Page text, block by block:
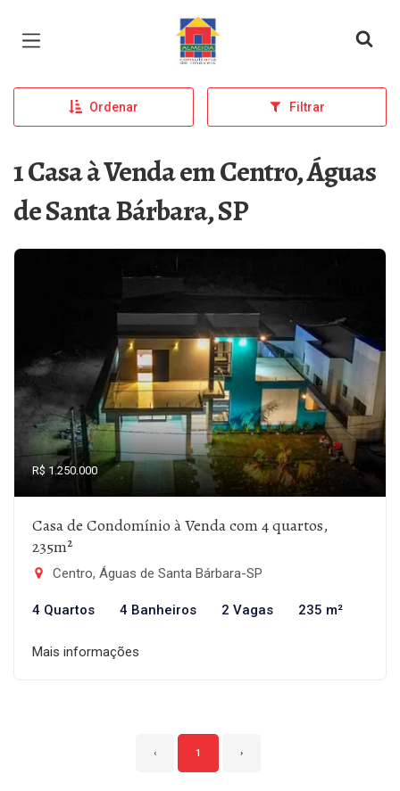
Página inicial
Ordenar Filtrar
1 Casa à Venda em Centro, Águas
de Santa Bárbara, SP
R$ 1.250.000
Casa de Condomínio à Venda com 4 quartos,
235m²
Centro, Águas de Santa Bárbara-SP
4 Quartos 4 Banheiros 2 Vagas 235 m²
Mais informações
‹ 1 ›